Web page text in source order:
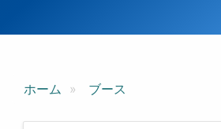
ホーム ブース